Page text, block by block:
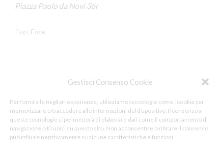
Gestisci Consenso Cookie
Per fornire le migliori esperienze, utilizziamo tecnologie come i cookie per
memorizzare e/o accedere alle informazioni del dispositivo. Il consenso a
queste tecnologie ci permetterà di elaborare dati come il comportamento di
navigazione o ID unici su questo sito. Non acconsentire o ritirare il consenso
può influire negativamente su alcune caratteristiche e funzioni.
Piazza Paolo da Novi 36r
Foce
You must belogged into post a comment.